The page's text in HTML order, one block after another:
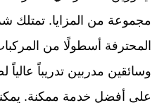
مجموعة من المزايا. تمتلك
المحترفة أسطولًا من
وسائقين مدربين تدريباً
على أفضل خدمة ممكنة.